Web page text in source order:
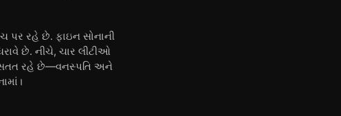
પર રહે છે. ફાઇન સોનાની
છે. નીચે, ચાર લીટીઓ
સતત રહે છે—વનસ્પતિ અને